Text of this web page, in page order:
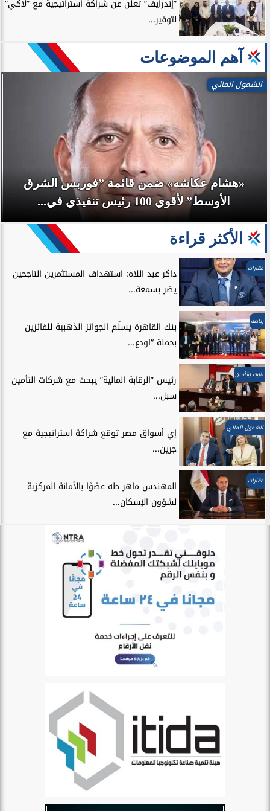
”إندرايف” تعلن عن شراكة استراتيجية مع ”لاكي”
لتوفير...
آهم الموضوعات
الشمول المالي
«هشام عكاشه» ضمن قائمة ”فوربس الشرق
الأوسط” لأقوي 100 رئيس تنفيذي في...
الأكثر قراءة
عقارات
داكر عبد اللاه: استهداف المستثمرين الناجحين
يضر بسمعة...
رياضة
بنك القاهرة يسلّم الجوائز الذهبية للفائزين
بحملة “اودع...
بنوك وتأمين
رئيس ”الرقابة المالية” يبحث مع شركات التأمين
سبل...
الشمول المالي
إي أسواق مصر توقع شراكة استراتيجية مع
جرين...
عقارات
المهندس ماهر طه عضوًا بالأمانة المركزية
لشؤون الإسكان...